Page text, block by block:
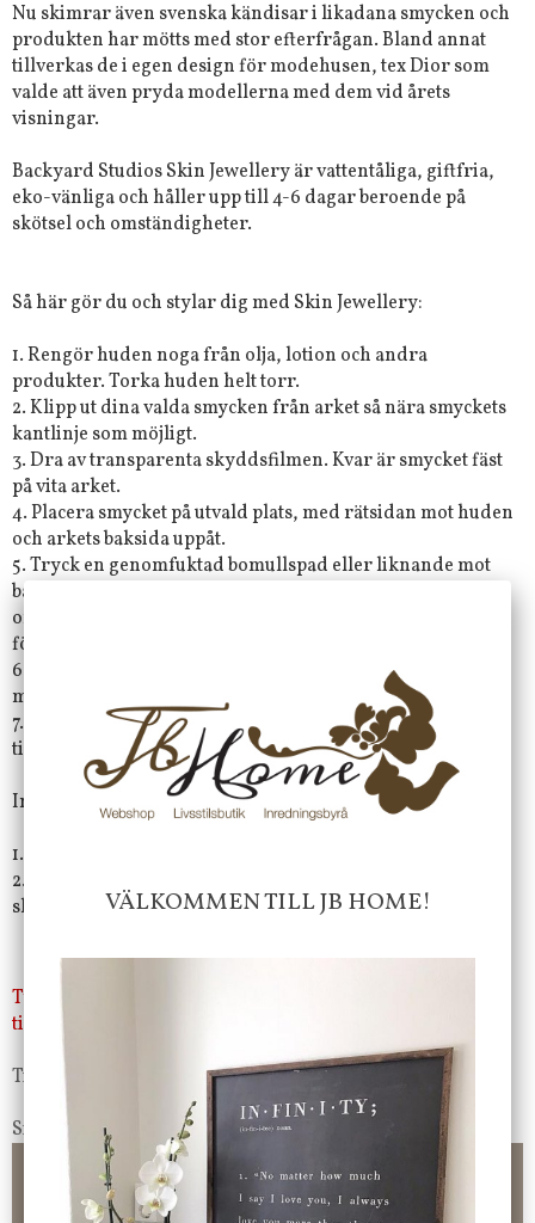
Nu skimrar även svenska kändisar i likadana smycken och
produkten har mötts med stor efterfrågan. Bland annat
tillverkas de i egen design för modehusen, tex Dior som
valde att även pryda modellerna med dem vid årets
visningar.
Backyard Studios Skin Jewellery är vattentåliga, giftfria,
eko-vänliga och håller upp till 4-6 dagar beroende på
skötsel och omständigheter.
Så här gör du och stylar dig med Skin Jewellery:
1. Rengör huden noga från olja, lotion och andra
produkter. Torka huden helt torr.
2. Klipp ut dina valda smycken från arket så nära smyckets
kantlinje som möjligt.
3. Dra av transparenta skyddsfilmen. Kvar är smycket fäst
på vita arket.
4. Placera smycket på utvald plats, med rätsidan mot huden
och arkets baksida uppåt.
5. Tryck en genomfuktad bomullspad eller liknande mot
baksidan i ca 20-30 sekunder, fukta hela smycket i
omgångar om det är större än tryckytan. Dra sedan
försiktigt det vita arket bort från huden.
6. Uppstår några bubblor , tryck försiktigt med ett torrt
material som ej luddar.
7. Undvik att skrapa ytan på smycket under den närmaste
timmen tills det härdat klart.
Instruktioner, hur du tar byter ut smycket:
1. Stryk över med lite olivolja, barnolja eller kokosolja.
2. Låt dra 1 minut och sedan är det bara att med lätt hand
skrubba bort smycket.
Tyvärr ingår inte denna produkt i vårt sortiment för
tillfället.
Till butikens startsida »
Sitemap »
Frakt 99 kr, handlar du över 2000 kr skickas order fraktfritt.
100 kr - 400 kr i frakt för våra "unika ting" produkter som skickas.
VÄLKOMMEN TILL JB HOME!